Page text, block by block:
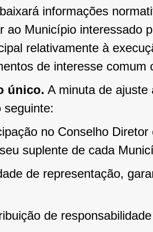
informações
ao Município interessado
relativamente à
de interesse comum
único. A minuta de ajuste
seguinte:
no Conselho
suplente de cada
de representação,
de